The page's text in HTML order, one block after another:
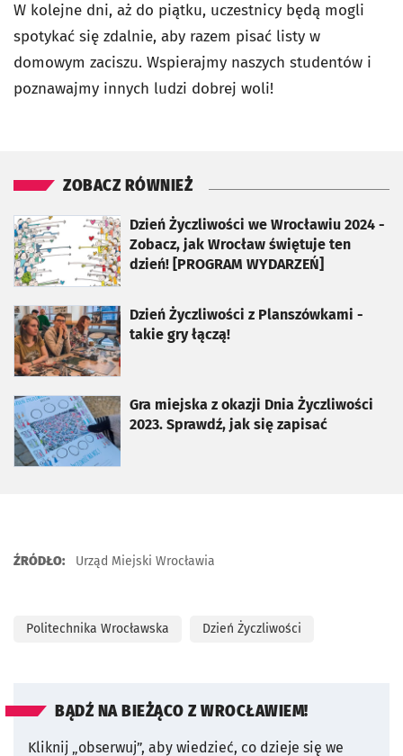
W kolejne dni, aż do piątku, uczestnicy będą mogli
spotykać się zdalnie, aby razem pisać listy w
domowym zaciszu. Wspierajmy naszych studentów i
poznawajmy innych ludzi dobrej woli!
ZOBACZ RÓWNIEŻ
Dzień Życzliwości we Wrocławiu 2024 -
Zobacz, jak Wrocław świętuje ten
dzień! [PROGRAM WYDARZEŃ]
otworzy się w nowej karcie
Dzień Życzliwości z Planszówkami -
takie gry łączą!
otworzy się w nowej karcie
Gra miejska z okazji Dnia Życzliwości
2023. Sprawdź, jak się zapisać
otworzy się w nowej karcie
ŹRÓDŁO: Urząd Miejski Wrocławia
Politechnika Wrocławska Dzień Życzliwości
BĄDŹ NA BIEŻĄCO Z WROCŁAWIEM!
Kliknij „obserwuj”, aby wiedzieć, co dzieje się we